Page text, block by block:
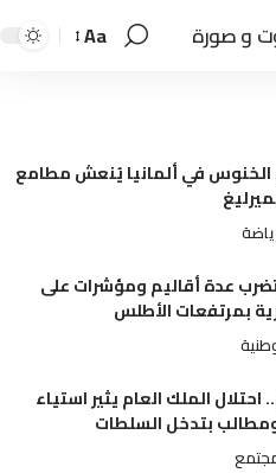
و صورة Aa
الخنوس في ألمانيا يُنعش مطامع
عدة أقاليم ومؤشرات على
بمرتفعات الأطلس
الملك العام يثير استياء
بتدخل السلطات